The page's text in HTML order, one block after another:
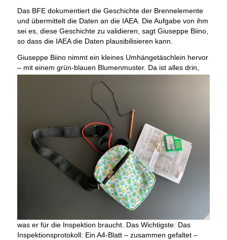
Das BFE dokumentiert die Geschichte der Brennelemente
und übermittelt die Daten an die IAEA. Die Aufgabe von ihm
sei es, diese Geschichte zu validieren, sagt Giuseppe Biino,
so dass die IAEA die Daten plausibilisieren kann.
Giuseppe Biino nimmt ein kleines Umhängetäschlein hervor
– mit einem grün-blauen Blumenmuster. Da ist alles drin,
was er für die Inspektion braucht. Das Wichtigste: Das
Inspektionsprotokoll: Ein A4-Blatt – zusammen gefaltet –